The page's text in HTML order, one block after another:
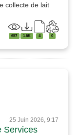
collecte de lait
657 1.6K 4 0
25 Juin 2026, 9:17
Services